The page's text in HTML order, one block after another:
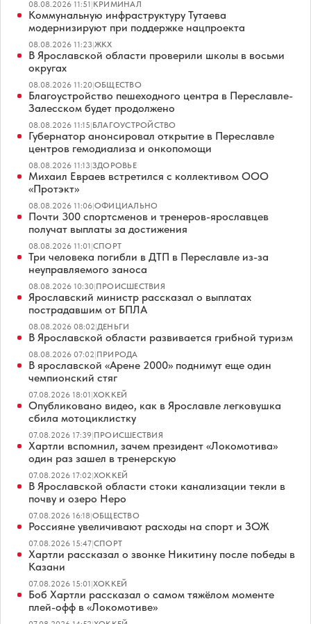
08.08.2026 11:51|КРИМИНАЛ
Коммунальную инфраструктуру Тутаева
модернизируют при поддержке нацпроекта
08.08.2026 11:23|ЖКХ
В Ярославской области проверили школы в восьми
округах
08.08.2026 11:20|ОБЩЕСТВО
Благоустройство пешеходного центра в Переславле-
Залесском будет продолжено
08.08.2026 11:15|БЛАГОУСТРОЙСТВО
Губернатор анонсировал открытие в Переславле
центров гемодиализа и онкопомощи
08.08.2026 11:13|ЗДОРОВЬЕ
Михаил Евраев встретился с коллективом ООО
«Протэкт»
08.08.2026 11:06|ОФИЦИАЛЬНО
Почти 300 спортсменов и тренеров-ярославцев
получат выплаты за достижения
08.08.2026 11:01|СПОРТ
Три человека погибли в ДТП в Переславле из-за
неуправляемого заноса
08.08.2026 10:30|ПРОИСШЕСТВИЯ
Ярославский министр рассказал о выплатах
пострадавшим от БПЛА
08.08.2026 08:02|ДЕНЬГИ
В Ярославской области развивается грибной туризм
08.08.2026 07:02|ПРИРОДА
В ярославской «Арене 2000» поднимут еще один
чемпионский стяг
07.08.2026 18:01|ХОККЕЙ
Опубликовано видео, как в Ярославле легковушка
сбила мотоциклистку
07.08.2026 17:39|ПРОИСШЕСТВИЯ
Хартли вспомнил, зачем президент «Локомотива»
один раз зашел в тренерскую
07.08.2026 17:02|ХОККЕЙ
В Ярославской области стоки канализации текли в
почву и озеро Неро
07.08.2026 16:18|ОБЩЕСТВО
Россияне увеличивают расходы на спорт и ЗОЖ
07.08.2026 15:47|СПОРТ
Хартли рассказал о звонке Никитину после победы в
Казани
07.08.2026 15:01|ХОККЕЙ
Боб Хартли рассказал о самом тяжёлом моменте
плей-офф в «Локомотиве»